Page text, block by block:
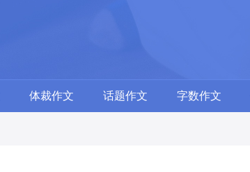
体裁作文 话题作文 字数作文